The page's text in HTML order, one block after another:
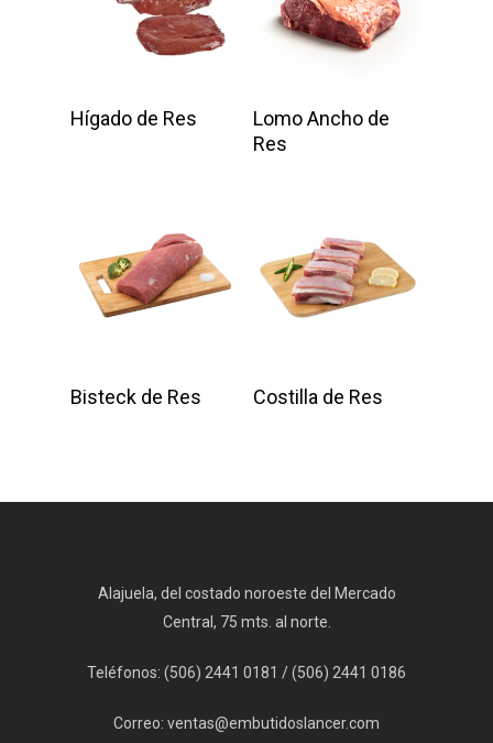
Add To Cart
Hígado de Res Add To Cart
Lomo Ancho de
Res
Add To Cart
Bisteck de Res Add To Cart
Costilla de Res
Alajuela, del costado noroeste del Mercado
Central, 75 mts. al norte.
Teléfonos: (506) 2441 0181 / (506) 2441 0186
Correo: ventas@embutidoslancer.com
(506) 2441-0181
(506) 2441-0186